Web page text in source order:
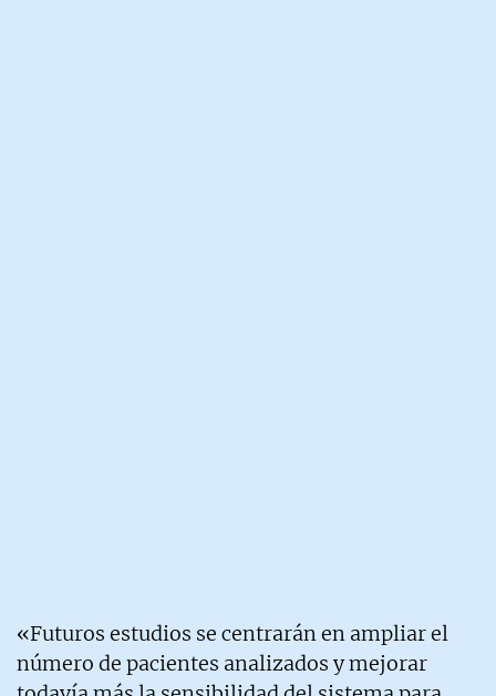
«Futuros estudios se centrarán en ampliar el
número de pacientes analizados y mejorar